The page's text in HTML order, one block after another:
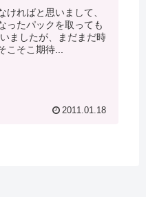
ければと思いまして、
ったパックを取っても
ましたが、まだまだ時
こそこ期待...
2011.01.18